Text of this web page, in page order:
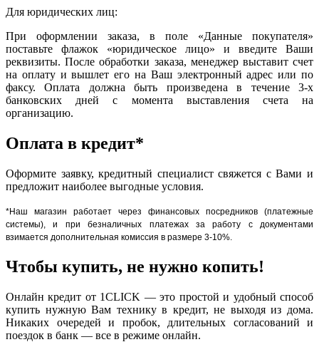
Для юридических лиц:
При оформлении заказа, в поле «Данные покупателя»
поставьте флажок «юридическое лицо» и введите Ваши
реквизиты. После обработки заказа, менеджер выставит счет
на оплату и вышлет его на Ваш электронный адрес или по
факсу. Оплата должна быть произведена в течение 3-х
банковских дней с момента выставления счета на
организацию.
Оплата в кредит*
Оформите заявку, кредитный специалист свяжется с Вами и
предложит наиболее выгодные условия.
*Наш магазин работает через финансовых посредников (платежные
системы), и при безналичных платежах за работу с документами
взимается дополнительная комиссия в размере 3-10%.
Чтобы купить, не нужно копить!
Онлайн кредит от 1CLICK — это простой и удобный способ
купить нужную Вам технику в кредит, не выходя из дома.
Никаких очередей и пробок, длительных согласований и
поездок в банк — все в режиме онлайн.